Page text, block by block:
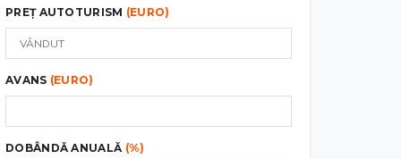
PREȚ AUTOTURISM (EURO)
AVANS (EURO)
DOBÂNDĂ ANUALĂ (%)